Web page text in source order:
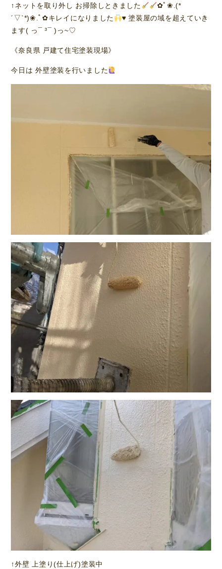
↑ネットを取り外し お掃除しときました
✿ﾟ❀.(*
´▽`*)❀.ﾟ✿キレイになりました
♥️ 塗装屋の域を超えていき
ます( っ¯ ³¯ )っ~♡
《奈良県 戸建て住宅塗装現場》
今日は 外壁塗装を行いました
↑外壁 上塗り(仕上げ)塗装中